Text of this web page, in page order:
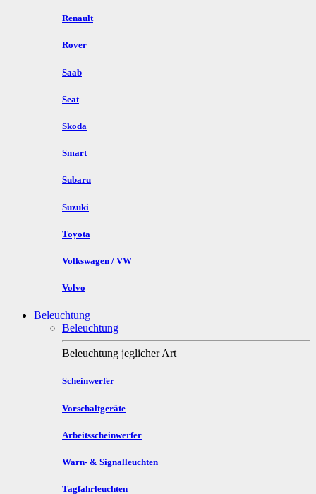
Renault
Rover
Saab
Seat
Skoda
Smart
Subaru
Suzuki
Toyota
Volkswagen / VW
Volvo
Beleuchtung
Beleuchtung
Beleuchtung jeglicher Art
Scheinwerfer
Vorschaltgeräte
Arbeitsscheinwerfer
Warn- & Signalleuchten
Tagfahrleuchten